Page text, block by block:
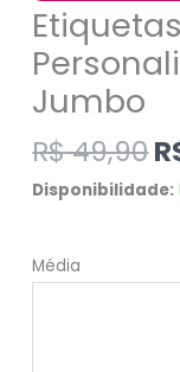
Jumbo
R$49,90
Disponibilidade:
Média